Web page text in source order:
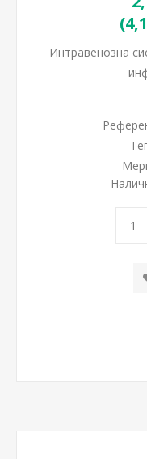
Интравенозна